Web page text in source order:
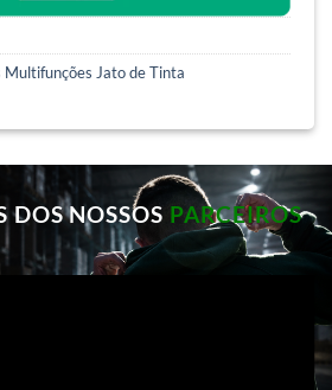
Multifunções Jato de Tinta
DOS NOSSOS PARCEIROS